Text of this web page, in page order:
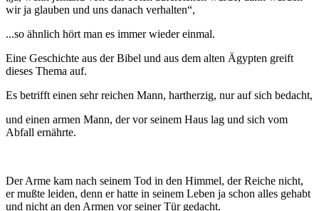
wir ja glauben und uns danach verhalten“,
...so ähnlich hört man es immer wieder einmal.
Eine Geschichte aus der Bibel und aus dem alten Ägypten greift
dieses Thema auf.
Es betrifft einen sehr reichen Mann, hartherzig, nur auf sich bedacht,
und einen armen Mann, der vor seinem Haus lag und sich vom
Abfall ernährte.
Der Arme kam nach seinem Tod in den Himmel, der Reiche nicht,
er mußte leiden, denn er hatte in seinem Leben ja schon alles gehabt
und nicht an den Armen vor seiner Tür gedacht.